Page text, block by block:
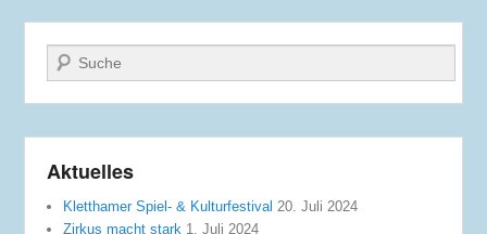
Suche
Aktuelles
Kletthamer Spiel- & Kulturfestival 20. Juli 2024
Zirkus macht stark 1. Juli 2024